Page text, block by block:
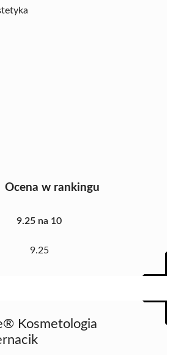
Ocena w rankingu
9.25 na 10
9.25
Kosmetologia